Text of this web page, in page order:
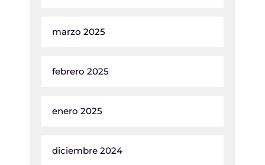
marzo 2025
febrero 2025
enero 2025
diciembre 2024